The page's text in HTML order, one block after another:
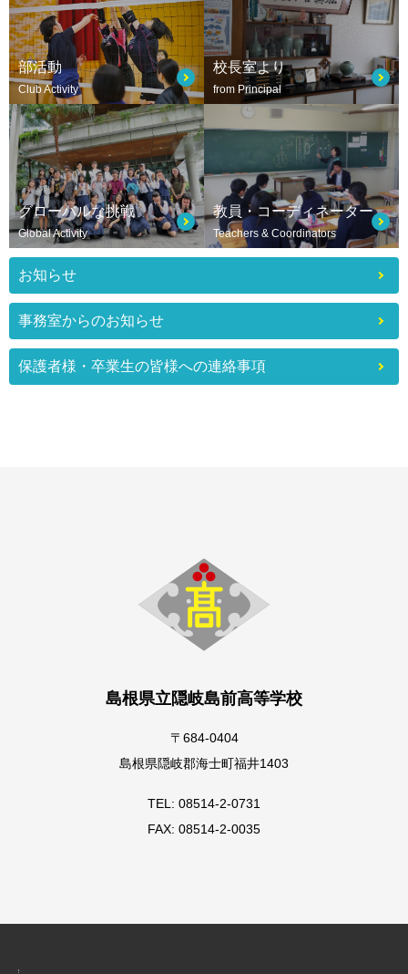
部活動
Club Activity
校長室より
from Principal
グローバルな挑戦
Global Activity
教員・コーディネーター
Teachers & Coordinators
お知らせ
事務室からのお知らせ
保護者様・卒業生の皆様への連絡事項
島根県立隠岐島前高等学校
〒684-0404
島根県隠岐郡海士町福井1403
TEL: 08514-2-0731
FAX: 08514-2-0035